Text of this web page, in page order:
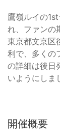
鷹嶺ルイの
れ、ファンの
東京都文京区
利で、多くの
の詳細は後日
いようにしま
開催概要